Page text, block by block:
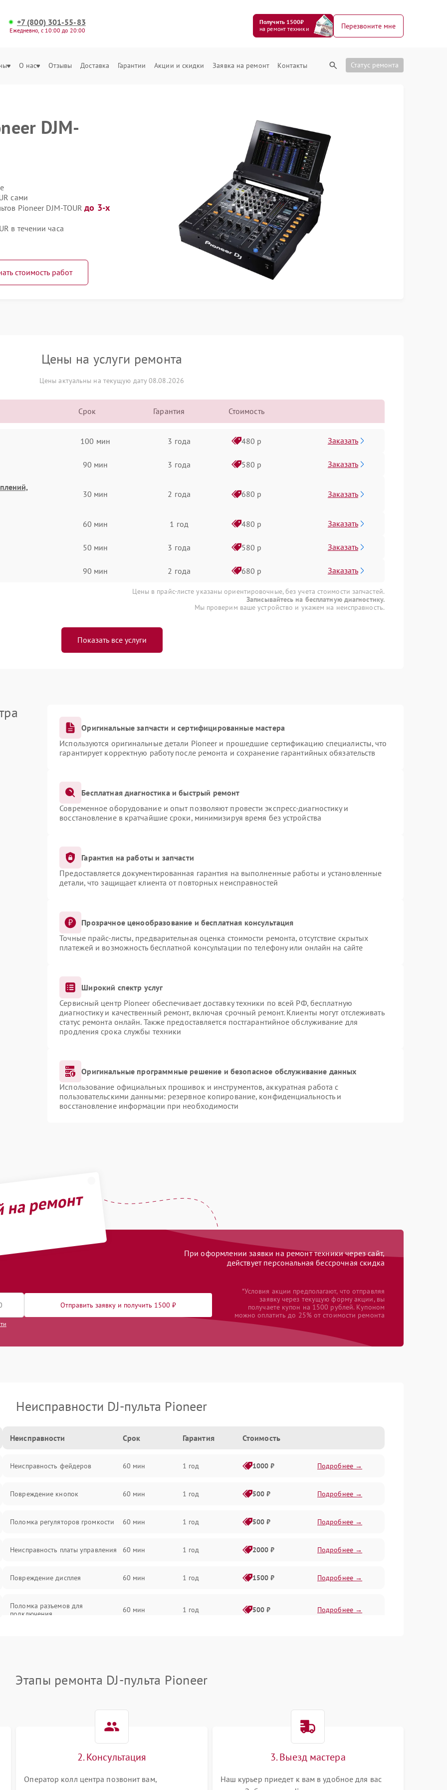
+7 (800) 301-55-83
Ежедневно, с 10:00 до 20:00
Получить 1500₽
на ремонт техники
Перезвоните мне
О нас Отзывы Доставка Гарантии Акции и скидки Заявка на ремонт Контакты Статус ремонта
DJM-
сами
Pioneer DJM-TOURдо 3-х
в течении часа
стоимость работ
Цены на услуги ремонта
Цены актуальны на текущую дату 08.08.2026
Срок Гарантия Стоимость
100 мин 3 года 480 р Заказать
90 мин 3 года 580 р Заказать
30 мин 2 года 680 р Заказать
60 мин 1 год 480 р Заказать
50 мин 3 года 580 р Заказать
90 мин 2 года 680 р Заказать
Цены в прайс-листе указаны ориентировочные, без учета стоимости запчастей.
Записывайтесь на бесплатную диагностику.
Мы проверим ваше устройство и укажем на неисправность.
Показать все услуги
Оригинальные запчасти и сертифицированные мастера
Используются оригинальные детали Pioneer и прошедшие сертификацию специалисты, что
гарантирует корректную работу после ремонта и сохранение гарантийных обязательств
Бесплатная диагностика и быстрый ремонт
Современное оборудование и опыт позволяют провести экспресс-диагностику и
восстановление в кратчайшие сроки, минимизируя время без устройства
Гарантия на работы и запчасти
Предоставляется документированная гарантия на выполненные работы и установленные
детали, что защищает клиента от повторных неисправностей
Прозрачное ценообразование и бесплатная консультация
Точные прайс-листы, предварительная оценка стоимости ремонта, отсутствие скрытых
платежей и возможность бесплатной консультации по телефону или онлайн на сайте
Широкий спектр услуг
Сервисный центр Pioneer обеспечивает доставку техники по всей РФ, бесплатную
диагностику и качественный ремонт, включая срочный ремонт. Клиенты могут отслеживать
статус ремонта онлайн. Также предоставляется постгарантийное обслуживание для
продления срока службы техники
Оригинальные программные решение и безопасное обслуживание данных
Использование официальных прошивок и инструментов, аккуратная работа с
пользовательскими данными: резервное копирование, конфиденциальность и
восстановление информации при необходимости
ремонт
При оформлении заявки на ремонт техники через сайт,
действует персональная бессрочная скидка
Отправить заявку и получить 1500 ₽
*Условия акции предполагают, что отправляя
заявку через текущую форму акции, вы
получаете купон на 1500 рублей. Купоном
можно оплатить до 25% от стоимости ремонта
Неисправности DJ-пульта Pioneer
Неисправности Срок Гарантия Стоимость
Неисправность фейдеров 60 мин 1 год 1000 ₽ Подробнее →
Повреждение кнопок 60 мин 1 год 500 ₽ Подробнее →
Поломка регуляторов громкости 60 мин 1 год 500 ₽ Подробнее →
Неисправность платы управления 60 мин 1 год 2000 ₽ Подробнее →
Повреждение дисплея 60 мин 1 год 1500 ₽ Подробнее →
Поломка разъемов для
подключения
60 мин 1 год 500 ₽ Подробнее →
Поломка системы автоматического
короткого замыкания
Этапы ремонта DJ-пульта Pioneer
2. Консультация
Оператор колл центра позвонит вам,
3. Выезд мастера
Наш курьер приедет к вам в удобное для вас